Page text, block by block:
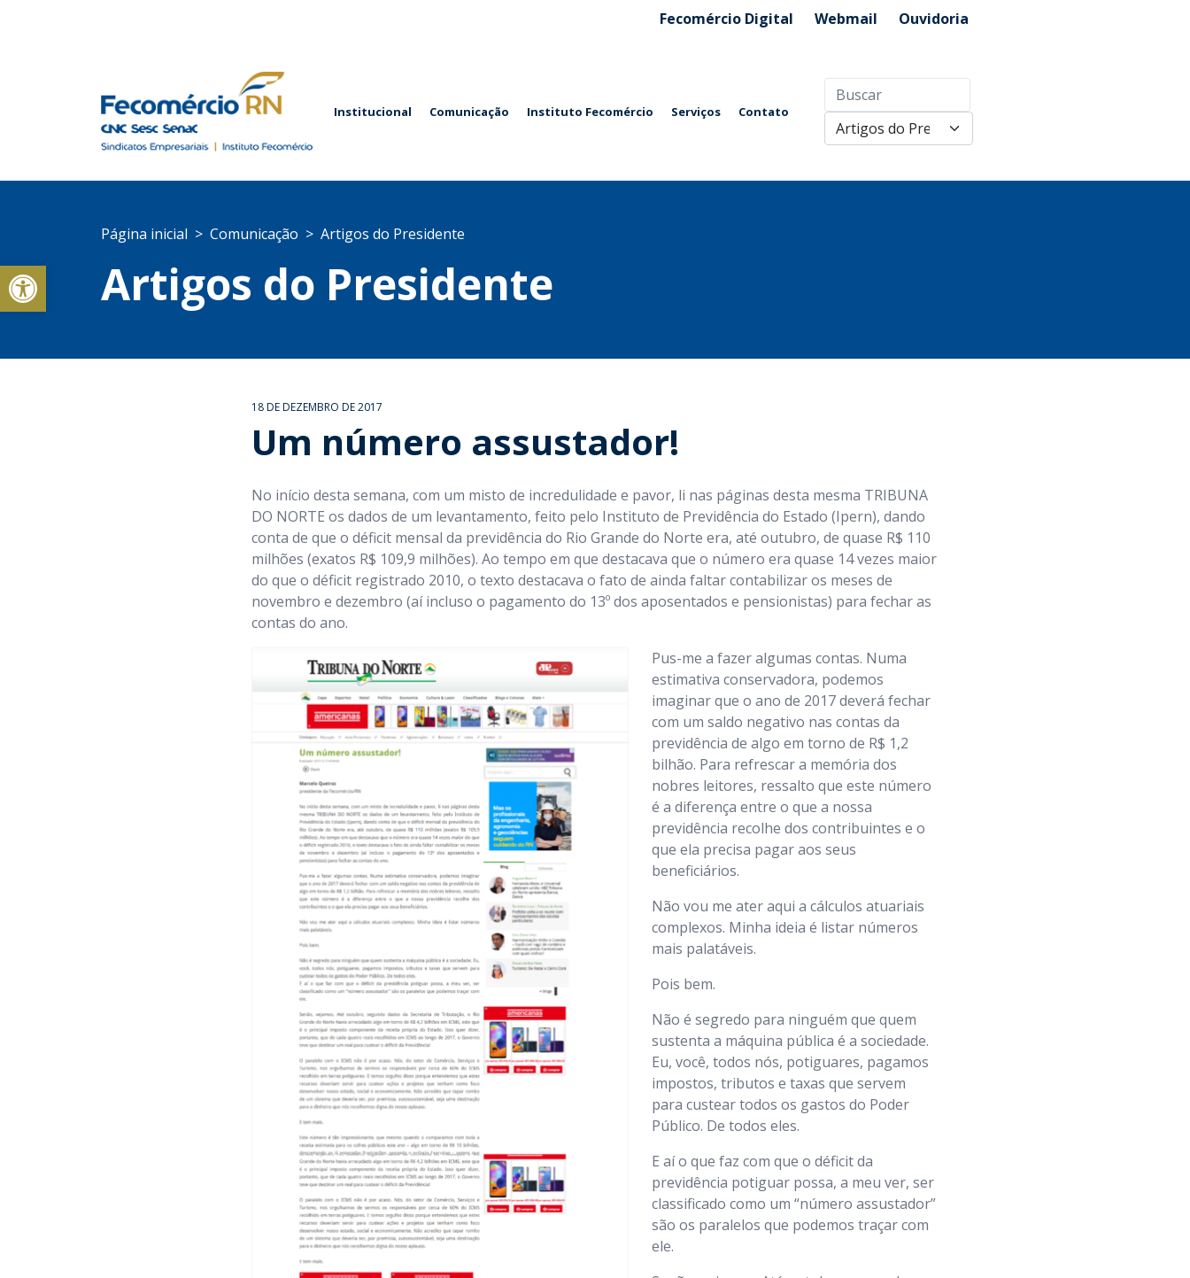
Abrir a barra de ferramentas
Fecomércio Digital Webmail Ouvidoria
Institucional Comunicação Instituto Fecomércio Serviços Contato
Página inicial Comunicação Artigos do Presidente
Artigos do Presidente
18 DE DEZEMBRO DE 2017
Um número assustador!
No início desta semana, com um misto de incredulidade e pavor, li nas páginas desta mesma TRIBUNA
DO NORTE os dados de um levantamento, feito pelo Instituto de Previdência do Estado (Ipern), dando
conta de que o déficit mensal da previdência do Rio Grande do Norte era, até outubro, de quase R$ 110
milhões (exatos R$ 109,9 milhões). Ao tempo em que destacava que o número era quase 14 vezes maior
do que o déficit registrado 2010, o texto destacava o fato de ainda faltar contabilizar os meses de
novembro e dezembro (aí incluso o pagamento do 13º dos aposentados e pensionistas) para fechar as
contas do ano.
Pus-me a fazer algumas contas. Numa
estimativa conservadora, podemos
imaginar que o ano de 2017 deverá fechar
com um saldo negativo nas contas da
previdência de algo em torno de R$ 1,2
bilhão. Para refrescar a memória dos
nobres leitores, ressalto que este número
é a diferença entre o que a nossa
previdência recolhe dos contribuintes e o
que ela precisa pagar aos seus
beneficiários.
Não vou me ater aqui a cálculos atuariais
complexos. Minha ideia é listar números
mais palatáveis.
Pois bem.
Não é segredo para ninguém que quem
sustenta a máquina pública é a sociedade.
Eu, você, todos nós, potiguares, pagamos
impostos, tributos e taxas que servem
para custear todos os gastos do Poder
Público. De todos eles.
E aí o que faz com que o déficit da
previdência potiguar possa, a meu ver, ser
classificado como um “número assustador”
são os paralelos que podemos traçar com
ele.